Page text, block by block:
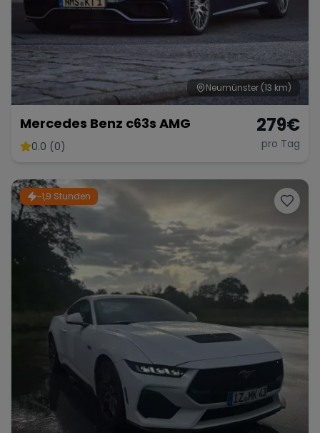
Bentley Rolls Royce Aston Martin
Bugatti Lotus Maserati
Range Rover
Neumünster (13 km)
Mercedes Benz c63s AMG
0.0 (0)
279€
pro Tag
~1,9 Stunden